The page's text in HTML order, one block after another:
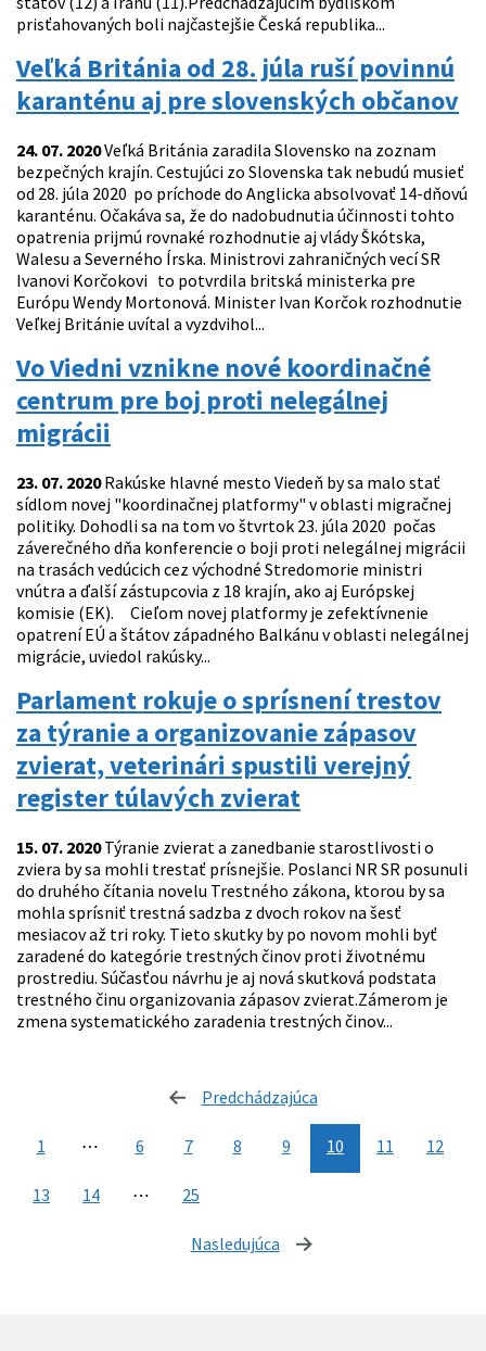
prisťahovaných boli najčastejšie Česká republika...
Veľká Británia od 28. júla ruší povinnú
karanténu aj pre slovenských občanov
24. 07. 2020Veľká Británia zaradila Slovensko na zoznam
bezpečných krajín. Cestujúci zo Slovenska tak nebudú musieť
od 28. júla 2020 po príchode do Anglicka absolvovať 14-dňovú
karanténu. Očakáva sa, že do nadobudnutia účinnosti tohto
opatrenia prijmú rovnaké rozhodnutie aj vlády Škótska,
Walesu a Severného Írska. Ministrovi zahraničných vecí SR
Ivanovi Korčokovi to potvrdila britská ministerka pre
Európu Wendy Mortonová. Minister Ivan Korčok rozhodnutie
Veľkej Británie uvítal a vyzdvihol...
Vo Viedni vznikne nové koordinačné
centrum pre boj proti nelegálnej
migrácii
23. 07. 2020Rakúske hlavné mesto Viedeň by sa malo stať
sídlom novej "koordinačnej platformy" v oblasti migračnej
politiky. Dohodli sa na tom vo štvrtok 23. júla 2020 počas
záverečného dňa konferencie o boji proti nelegálnej migrácii
na trasách vedúcich cez východné Stredomorie ministri
vnútra a ďalší zástupcovia z 18 krajín, ako aj Európskej
komisie (EK). Cieľom novej platformy je zefektívnenie
opatrení EÚ a štátov západného Balkánu v oblasti nelegálnej
migrácie, uviedol rakúsky...
Parlament rokuje o sprísnení trestov
za týranie a organizovanie zápasov
zvierat, veterinári spustili verejný
register túlavých zvierat
15. 07. 2020Týranie zvierat a zanedbanie starostlivosti o
zviera by sa mohli trestať prísnejšie. Poslanci NR SR posunuli
do druhého čítania novelu Trestného zákona, ktorou by sa
mohla sprísniť trestná sadzba z dvoch rokov na šesť
mesiacov až tri roky. Tieto skutky by po novom mohli byť
zaradené do kategórie trestných činov proti životnému
prostrediu. Súčasťou návrhu je aj nová skutková podstata
trestného činu organizovania zápasov zvierat.Zámerom je
zmena systematického zaradenia trestných činov...
Predchádzajúca
1 ⋯ 6 7 8 9 10 11 12
13 14 ⋯ 25
Nasledujúca stránka